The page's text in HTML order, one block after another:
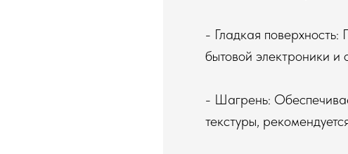
- Гладкая поверхность:
бытовой электроники и
- Шагрень:
текстуры,